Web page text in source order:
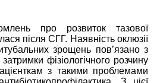
про розвиток тазової
після СГГ. Наявність оклюзії
зрощень пов’язано з
фізіологічного розчину
з такими проблемами